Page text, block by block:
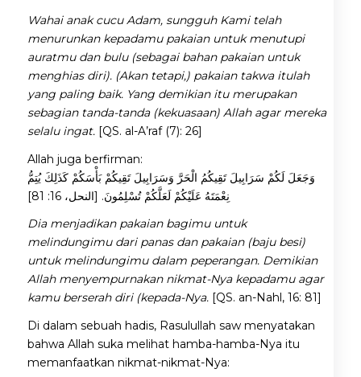
Wahai anak cucu Adam, sungguh Kami telah
menurunkan kepadamu pakaian untuk menutupi
auratmu dan bulu (sebagai bahan pakaian untuk
menghias diri). (Akan tetapi,) pakaian takwa itulah
yang paling baik. Yang demikian itu merupakan
sebagian tanda-tanda (kekuasaan) Allah agar mereka
selalu ingat.[QS. al-A’raf (7): 26]
Allah juga berfirman:
وَجَعَلَ لَكُمْ سَرَابِيلَ تَقِيكُمُ الْحَرَّ وَسَرَابِيلَ تَقِيكُمْ بَأْسَكُمْ كَذَلِكَ يُتِمُّ
نِعْمَتَهُ عَلَيْكُمْ لَعَلَّكُمْ تُسْلِمُونَ. [النحل، 16: 81]
Dia menjadikan pakaian bagimu untuk
melindungimu dari panas dan pakaian (baju besi)
untuk melindungimu dalam peperangan. Demikian
Allah menyempurnakan nikmat-Nya kepadamu agar
kamu berserah diri (kepada-Nya.[QS. an-Nahl, 16: 81]
Di dalam sebuah hadis, Rasulullah saw menyatakan
bahwa Allah suka melihat hamba-hamba-Nya itu
memanfaatkan nikmat-nikmat-Nya: